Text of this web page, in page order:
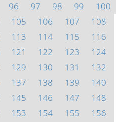
96 97 98 99
100
105 106 107
108
113 114 115
116
121 122 123
124
129 130 131
132
137 138 139
140
145 146 147
148
153 154 155
156